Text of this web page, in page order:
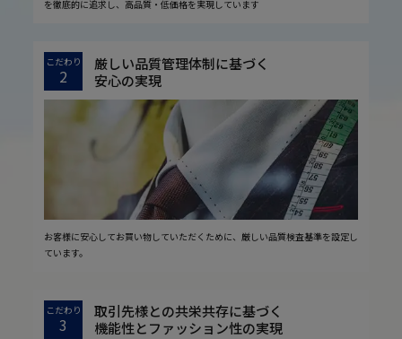
を徹底的に追求し、高品質・低価格を実現しています
こだわり
2
厳しい品質管理体制に基づく
安心の実現
お客様に安心してお買い物していただくために、厳しい品質検査基準を設定し
ています。
こだわり
3
取引先様との共栄共存に基づく
機能性とファッション性の実現